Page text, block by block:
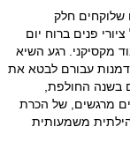
שלוקחים חלק
פנים ברוח יום
מקסיקני. רגע השיא
ליום הולדתו. זו הייתה הזדמנות עבורם לבטא את
שנוצרו במקלט 22 תפסו בחייהם בשנה החולפת,
מרגשים, של הכרת
משמעותית